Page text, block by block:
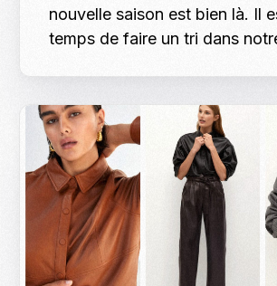
nouvelle saison est bien là. Il
temps de faire un tri dans